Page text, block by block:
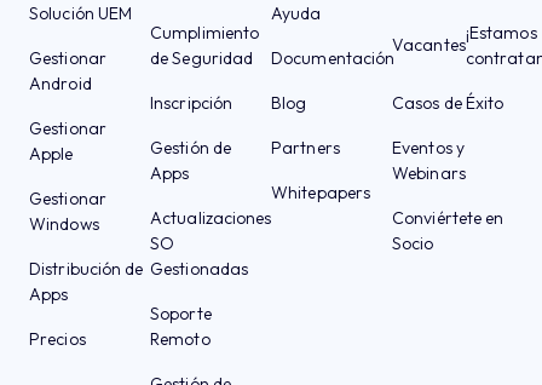
Solución UEM
Gestionar
Android
Gestionar
Apple
Gestionar
Windows
Distribución de
Apps
Precios
Cumplimiento
de Seguridad
Inscripción
Gestión de
Apps
Actualizaciones
SO
Gestionadas
Soporte
Remoto
Ayuda
Documentación
Blog
Partners
Whitepapers
Vacantes
¡Estamos
Casos de Éxito
Eventos y
Webinars
Conviértete en
Socio